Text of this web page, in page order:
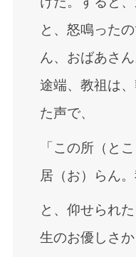
と、怒鳴った
ん、おばあさ
途端、教祖は
た声で、
「この所（と
居（お）らん
と、仰せられ
生のお優しさ